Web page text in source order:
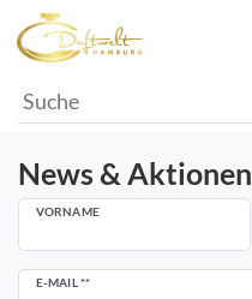
News & Aktionen
VORNAME
E-MAIL **
Newsletter